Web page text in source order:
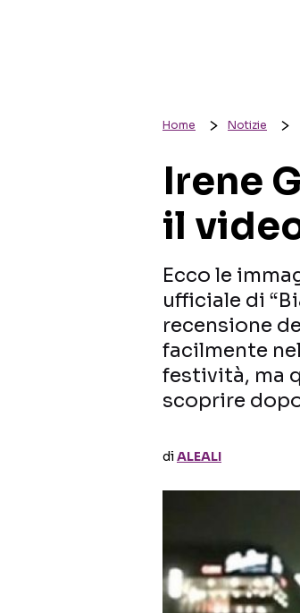
Home Notizie
Irene
il
Ecco le
ufficiale di
recensione
facilmente
festività, ma
scoprire
diALEALI